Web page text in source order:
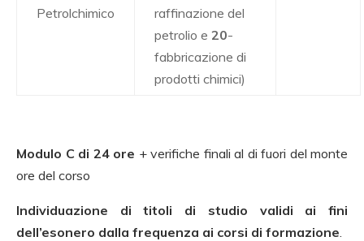
Petrolchimico
raffinazione del
petrolio e 20-
fabbricazione di
prodotti chimici)
Modulo C di 24 ore + verifiche finali al di fuori del monte
ore del corso
Individuazione di titoli di studio validi ai fini
dell’esonero dalla frequenza ai corsi di formazione.